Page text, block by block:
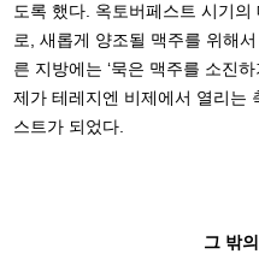
도록 했다. 옥토버페스트 시기의
로, 새롭게 양조될 맥주를 위해
른 지방에는 ‘묵은 맥주를 소진
제가 테레지엔 비제에서 열리는
스트가 되었다.
그 밖